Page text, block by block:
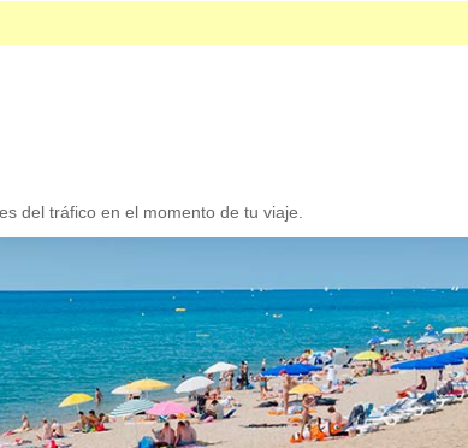
del tráfico en el momento de tu viaje.